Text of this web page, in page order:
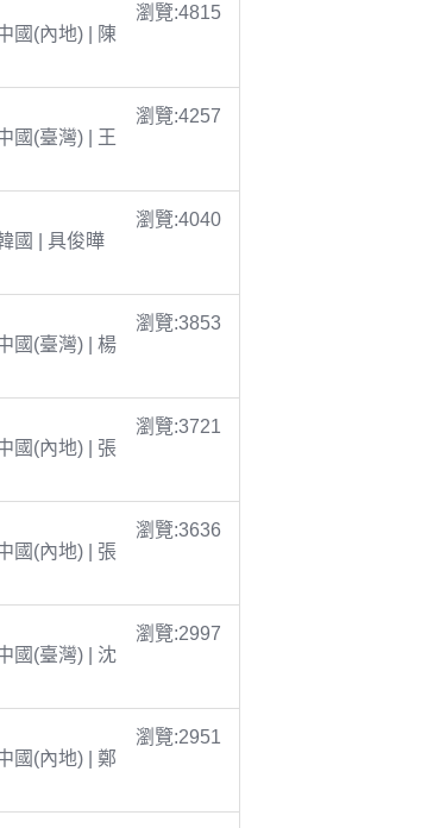
瀏覽:4815
國(內地) | 陳
瀏覽:4257
國(臺灣) | 王
瀏覽:4040
國 | 具俊曄
瀏覽:3853
國(臺灣) | 楊
瀏覽:3721
國(內地) | 張
瀏覽:3636
國(內地) | 張
瀏覽:2997
國(臺灣) | 沈
瀏覽:2951
國(內地) | 鄭